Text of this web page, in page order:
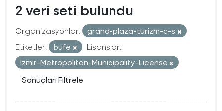
2 veri seti bulundu
Organizasyonlar:
grand-plaza-turizm-a-s
Etiketler:
büfe
Lisanslar:
Izmir-Metropolitan-Municipality-License
Sonuçları Filtrele